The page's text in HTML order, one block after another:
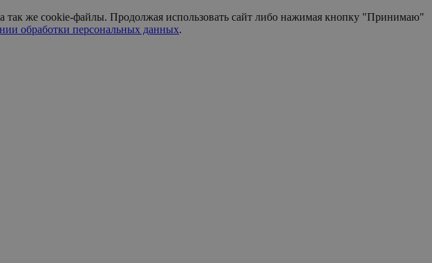
так же cookie-файлы. Продолжая использовать сайт либо нажимая кнопку "Принимаю"
обработки персональных данных.